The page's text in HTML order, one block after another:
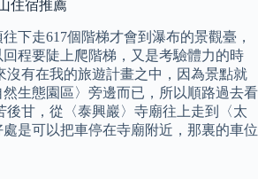
住宿推薦
下走617個階梯才會到瀑布的景觀臺，
程要陡上爬階梯，又是考驗體力的時
沒有在我的旅遊計畫之中，因為景點就
生態園區〉旁邊而已，所以順路過去看
後甘，從〈泰興巖〉寺廟往上走到〈太
是可以把車停在寺廟附近，那裏的車位